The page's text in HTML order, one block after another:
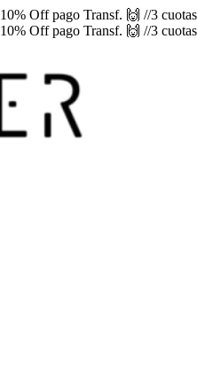
10% Off pago Transf. 🙌 //3
10% Off pago Transf. 🙌 //3